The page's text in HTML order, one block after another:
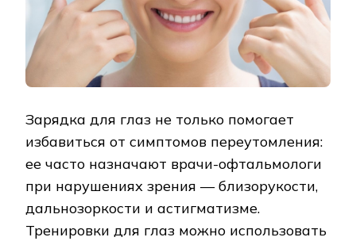
Зарядка для глаз не только помогает
избавиться от симптомов переутомления:
ее часто назначают врачи-офтальмологи
при нарушениях зрения — близорукости,
дальнозоркости и астигматизме.
Тренировки для глаз можно использовать